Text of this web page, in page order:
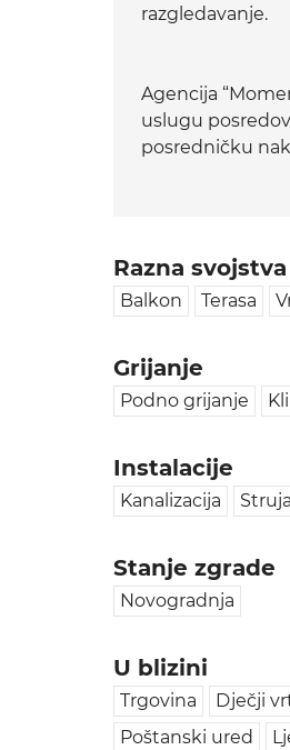
razgledavanje.
Agencija
uslugu
posredničku
Razna svojstva
Balkon Terasa
Grijanje
Podno grijanje
Instalacije
Kanalizacija Struja
Stanje zgrade
Novogradnja
U blizini
Trgovina Dječji
Poštanski ured